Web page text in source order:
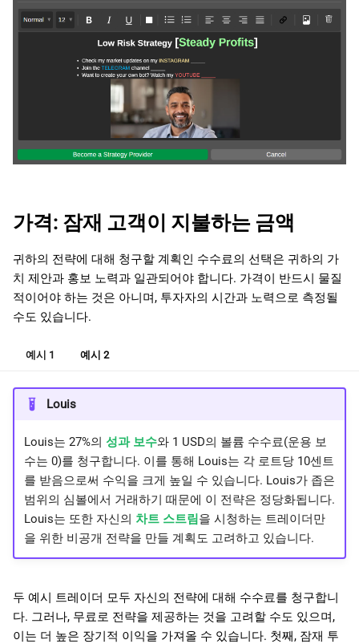
가격: 잠재 고객이 지불하는 금액
귀하의 전략에 대해 청구할 계획인 수수료의 선택은 귀하의 가
치 제안과 홍보 노력과 일관되어야 합니다. 가격이 반드시 물질
적이어야 하는 것은 아니며, 투자자의 시간과 노력으로 측정될
수도 있습니다.
예시 1 예시 2
Louis
Louis는 27%의 성과 보수와 1 USD의 볼륨 수수료(운용 보
수는 0)를 청구합니다. 이를 통해 Louis는 각 로트당 10센트
를 받음으로써 수익을 크게 높일 수 있습니다. Louis가 좁은
범위의 심볼에서 거래하기 때문에 이 전략은 정당화됩니다.
Louis는 또한 자신의 차트 스트림 을 시청하는 트레이더만
을 위한 비공개 전략을 만들 계획도 고려하고 있습니다.
두 예시 트레이더 모두 자신의 전략에 대해 수수료를 청구합니
다. 그러나, 무료로 전략을 제공하는 것을 고려할 수도 있으며,
이는 더 높은 장기적 이익을 가져올 수 있습니다. 첫째, 잠재 투